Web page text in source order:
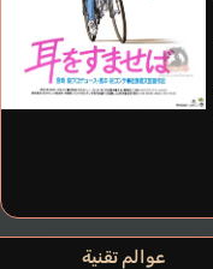
عوالم تقنية